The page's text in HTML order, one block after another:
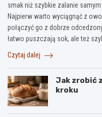
smak niż szybkie zalanie
Najpierw warto wyciągnąć z
połączyć go z dobrze
łatwo puszczają sok, ale też
Czytaj dalej
Jak zrobić
kroku